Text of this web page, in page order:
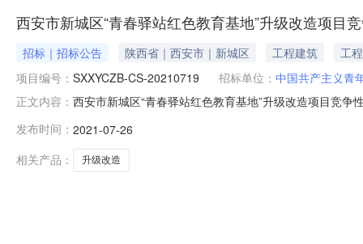
西安市新城区“青春驿站红色教育基地”升级改造项目
招标｜招标公告 陕西省｜西安市｜新城区 工程建筑
工程
项目编号： SXXYCZB-CS-20210719 招标单位： 中国共产主义青
正文内容： 西安市新城区“青春驿站红色教育基地”升级改造项目竞
202107192、项目名称：西安市新城区“青春驿站红色教
发布时间： 2021-07-26
相关产品：
升级改造